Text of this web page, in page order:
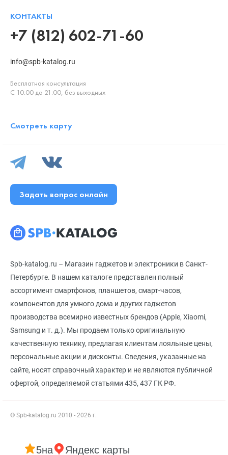
Spb-katalog.ru – Магазин гаджетов и электроники в Санкт-
Петербурге. В нашем каталоге представлен полный
ассортимент смартфонов, планшетов, смарт-часов,
компонентов для умного дома и других гаджетов
производства всемирно известных брендов (Apple, Xiaomi,
Samsung и т. д.). Мы продаем только оригинальную
качественную технику, предлагая клиентам лояльные цены,
персональные акции и дисконты. Сведения, указанные на
сайте, носят справочный характер и не являются публичной
офертой, определяемой статьями 435, 437 ГК РФ.
© Spb-katalog.ru 2010 - 2026 г.
КОНТАКТЫ
+7 (812) 602-71-60
info@spb-katalog.ru
Бесплатная консультация
С 10:00 до 21:00, без выходных
Смотреть карту
Задать вопрос онлайн
5на Яндекс карты